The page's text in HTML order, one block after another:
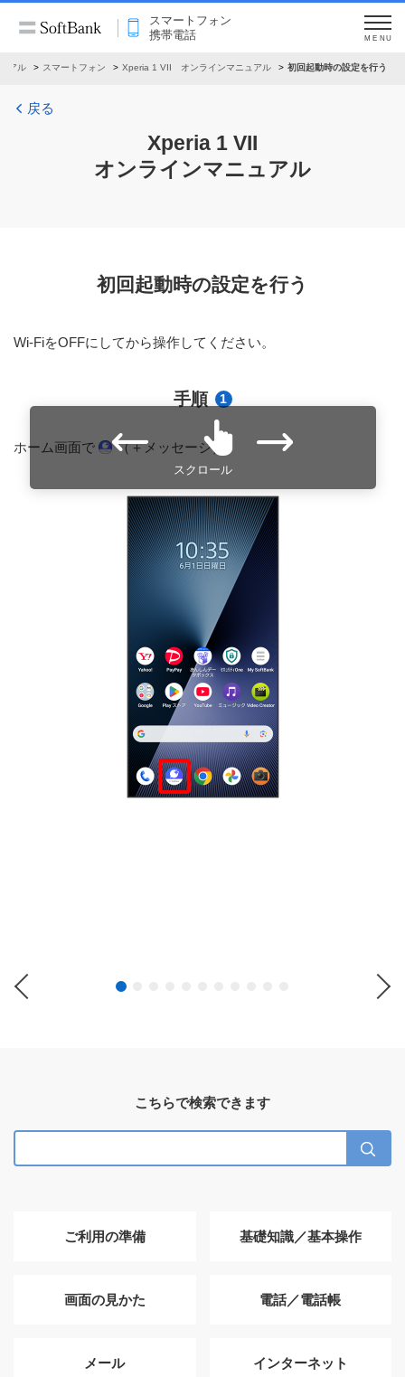
スマートフォン
携帯電話
MENU
アル スマートフォン Xperia 1 VII オンラインマニュアル 初回起動時の設定を行う
戻る
Xperia 1 VII
オンラインマニュアル
初回起動時の設定を行う
Wi-FiをOFFにしてから操作してください。
手順 1
ホーム画面で （＋メッセージ）
スクロール
こちらで検索できます
ご利用の準備 基礎知識／基本操作
画面の見かた 電話／電話帳
メール インターネット